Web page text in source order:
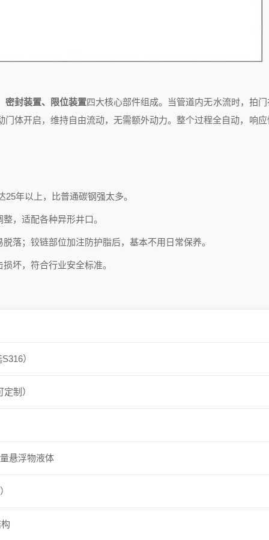
密封装置、限位装置四大核心部件组成。当管道内无水流时，拍
体开启，维持自由流动，无需额外动力。整个过程全自动，响
年以上，比普通碳钢强太多。
，适配各种异形井口。
落；铰链部位加注防护脂后，基本不用日常保养。
坏，符合行业安全标准。
）
制）
悬浮物液体